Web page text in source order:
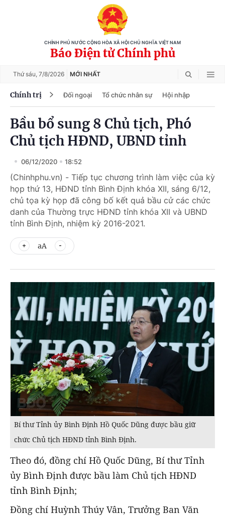
CHÍNH PHỦ NƯỚC CỘNG HÒA XÃ HỘI CHỦ NGHĨA VIỆT NAM
Báo Điện tử Chính phủ
Thứ sáu, 7/8/2026 MỚI NHẤT
Chính trị Đối ngoại Tổ chức nhân sự Hội nhập
Bầu bổ sung 8 Chủ tịch, Phó
Chủ tịch HĐND, UBND tỉnh
06/12/2020 18:52
(Chinhphu.vn) - Tiếp tục chương trình làm việc của kỳ
họp thứ 13, HĐND tỉnh Bình Định khóa XII, sáng 6/12,
chủ tọa kỳ họp đã công bố kết quả bầu cử các chức
danh của Thường trực HĐND tỉnh khóa XII và UBND
tỉnh Bình Định, nhiệm kỳ 2016-2021.
aA
Bí thư Tỉnh ủy Bình Định Hồ Quốc Dũng được bầu giữ
chức Chủ tịch HĐND tỉnh Bình Định.
Theo đó, đồng chí Hồ Quốc Dũng, Bí thư Tỉnh
ủy Bình Định được bầu làm Chủ tịch HĐND
tỉnh Bình Định;
Đồng chí Huỳnh Thúy Vân, Trưởng Ban Văn